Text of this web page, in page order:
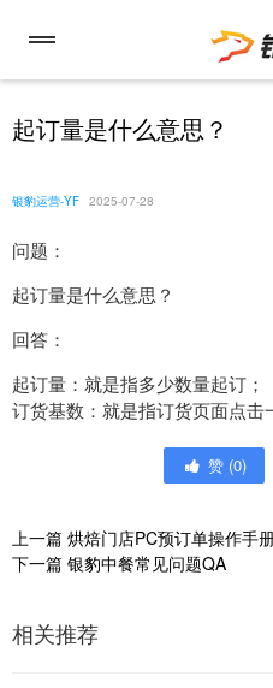
起订量是什么意思？
银豹运营-YF 2025-07-28
问题：
起订量是什么意思？
回答：
起订量：就是指多少数量起订；
订货基数：就是指订货页面点击
赞 (0)
上一篇 烘焙门店PC预订单操作手
下一篇 银豹中餐常见问题QA
相关推荐